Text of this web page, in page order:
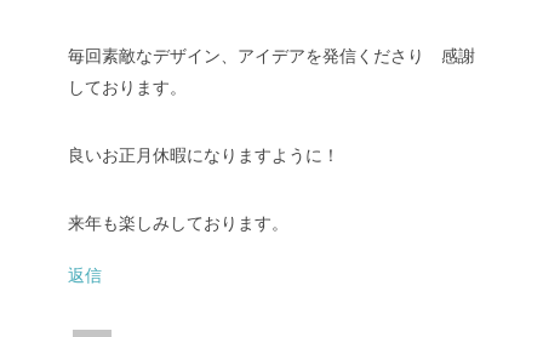
毎回素敵なデザイン、アイデアを発信くださり 感謝
しております。
良いお正月休暇になりますように！
来年も楽しみしております。
返信